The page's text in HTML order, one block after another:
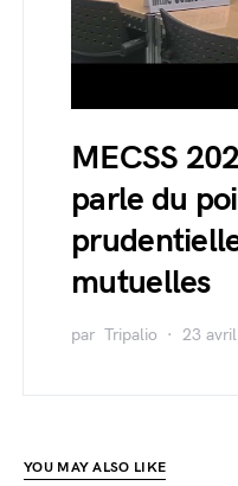
MECSS
parle du
mutuelles
par Tripalio 23
YOU MAY ALSO LIKE